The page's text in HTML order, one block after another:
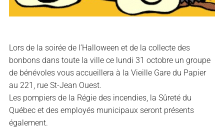
Lors de la soirée de l’Halloween et de la collecte des
bonbons dans toute la ville ce lundi 31 octobre un groupe
de bénévoles vous accueillera à la Vieille Gare du Papier
au 221, rue St-Jean Ouest.
Les pompiers de la Régie des incendies, la Sûreté du
Québec et des employés municipaux seront présents
également.